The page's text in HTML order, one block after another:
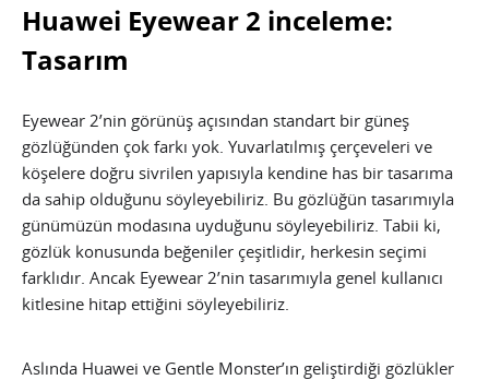
Huawei Eyewear 2 inceleme:
Tasarım
Eyewear 2’nin görünüş açısından standart bir güneş
gözlüğünden çok farkı yok. Yuvarlatılmış çerçeveleri ve
köşelere doğru sivrilen yapısıyla kendine has bir tasarıma
da sahip olduğunu söyleyebiliriz. Bu gözlüğün tasarımıyla
günümüzün modasına uyduğunu söyleyebiliriz. Tabii ki,
gözlük konusunda beğeniler çeşitlidir, herkesin seçimi
farklıdır. Ancak Eyewear 2’nin tasarımıyla genel kullanıcı
kitlesine hitap ettiğini söyleyebiliriz.
Aslında Huawei ve Gentle Monster’ın geliştirdiği gözlükler